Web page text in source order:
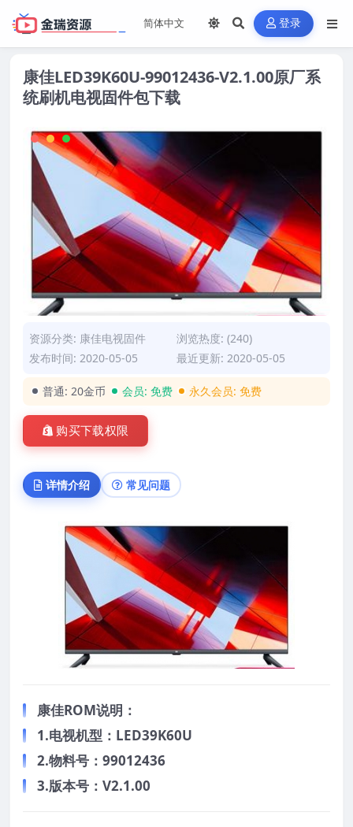
登录
康佳LED39K60U-99012436-V2.1.00原厂系
统刷机电视固件包下载
资源分类: 康佳电视固件
浏览热度: (240)
发布时间: 2020-05-05
最近更新: 2020-05-05
普通: 20金币 会员: 免费 永久会员: 免费
购买下载权限
详情介绍 常见问题
康佳ROM说明：
1.电视机型：LED39K60U
2.物料号：99012436
3.版本号：V2.1.00